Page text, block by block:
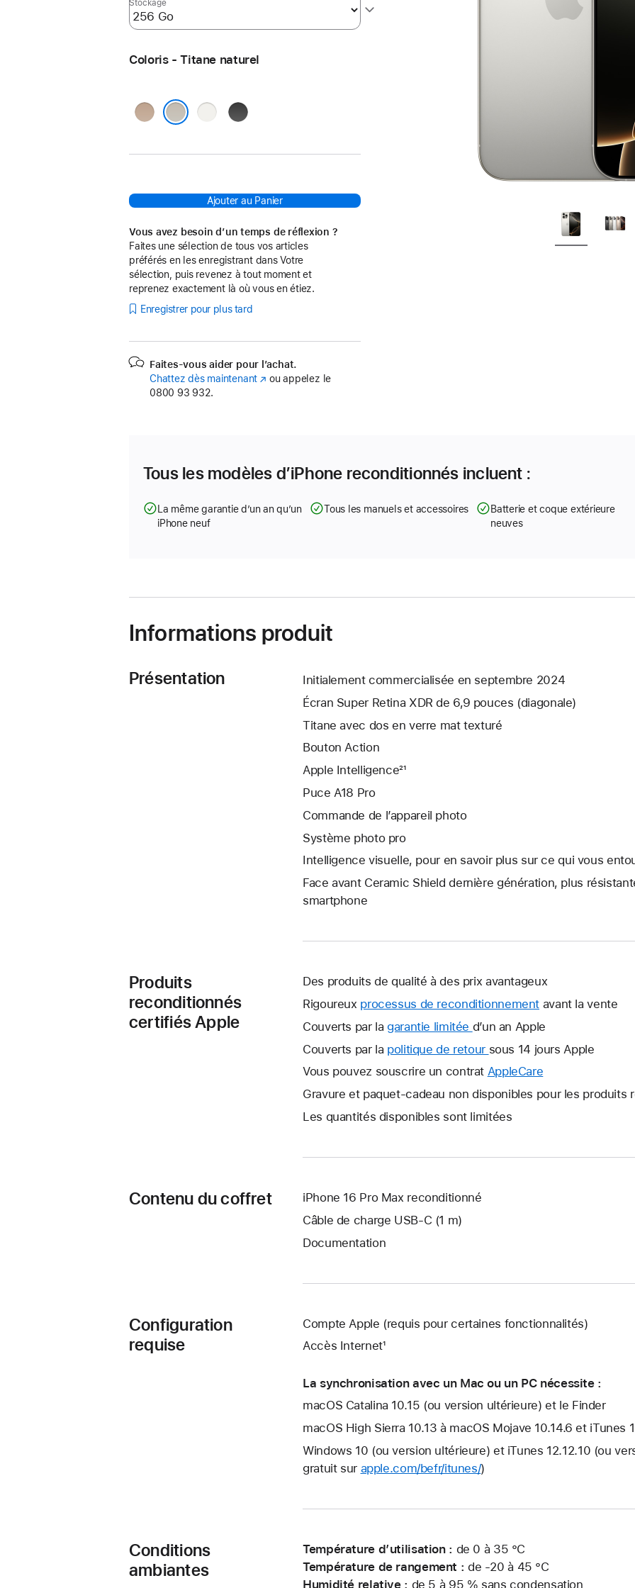
Stockage
Coloris - Titane naturel
Titane
TitaneTitane
Ajouter au Panier
Vous avez besoin d’un temps de réflexion ?
Faites une sélection de tous vos articles
préférés en les enregistrant dans Votre
sélection, puis revenez à tout moment et
reprenez exactement là où vous en étiez.
Enregistrer pour plus tard
Faites-vous aider pour l’achat.
Chattez dès maintenant (s’ouvre
ou appelez le
0800 93 932.
Tous les modèles d’iPhone reconditionnés incluent :
La même garantie d’un an qu’un
iPhone neuf
Tous les manuels et accessoires
Batterie et coque extérieure
neuves
Informations produit
Présentation
Initialement commercialisée en septembre 2024
Écran Super Retina XDR de 6,9 pouces (diagonale)
Titane avec dos en verre mat texturé
Bouton Action
Apple Intelligence²¹
Puce A18 Pro
Commande de l’appareil photo
Système photo pro
Intelligence visuelle, pour en savoir plus sur ce qui vous
Face avant Ceramic Shield dernière génération, plus
smartphone
Produits
reconditionnés
certifiés Apple
Des produits de qualité à des prix avantageux
Rigoureux processus de reconditionnement avant la vente
Couverts par la garantie limitée Une
nouvelle
s’ouvre.
d’un an Apple
Couverts par la politique de retour Une
nouvelle
s’ouvre.
sous 14 jours Apple
Vous pouvez souscrire un contrat AppleCare
nouvelle
Gravure et paquet-cadeau non disponibles pour les produits
Les quantités disponibles sont limitées
Contenu du coffret
iPhone 16 Pro Max reconditionné
Câble de charge USB‑C (1 m)
Documentation
Configuration
requise
Compte Apple (requis pour certaines fonctionnalités)
Accès Internet¹
La synchronisation avec un Mac ou un PC nécessite :
macOS Catalina 10.15 (ou version ultérieure) et le Finder
macOS High Sierra 10.13 à macOS Mojave 10.14.6 et iTunes
Windows 10 (ou version ultérieure) et iTunes 12.12.10 (ou
gratuit sur apple.com/befr/itunes/)
Conditions
ambiantes
Température d’utilisation : de 0 à 35 °C
Température de rangement : de -20 à 45 °C
Humidité relative : de 5 à 95 % sans condensation